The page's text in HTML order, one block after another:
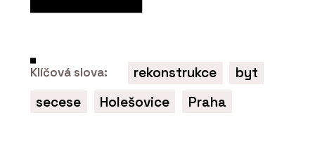
ČLÁNKY
Klíčová slova: rekonstrukce
byt
secese
Holešovice Praha